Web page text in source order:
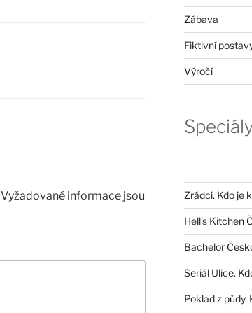
Vyžadované informace jsou
Zábava
Fiktivní
Výročí
Zrádci. Kdo je
Hell’s Kitchen
Bachelor
Seriál Ulice.
Poklad z půdy.